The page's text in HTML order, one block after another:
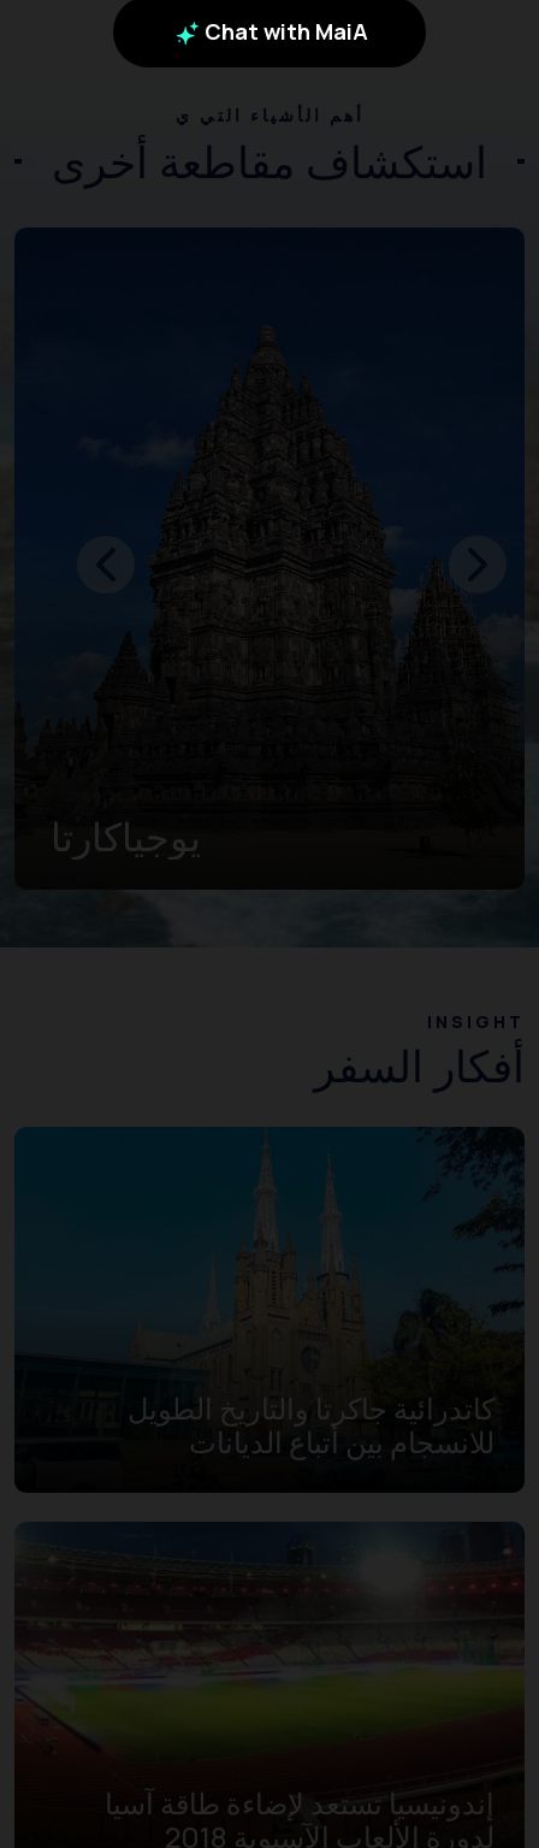
Chat with MaiA
أهم الأشياء التي ي
استكشاف مقاطعة أخرى
جاوة الشرقية
INSIGHT
أفكار السفر
كاتدرائية جاكرتا والتاريخ الطويل
للانسجام بين أتباع الديانات
إندونيسيا تستعد لإضاءة طاقة آسيا
لدورة الألعاب الآسيوية 2018